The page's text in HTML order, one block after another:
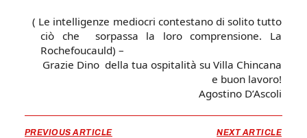
( Le intelligenze mediocri contestano di solito tutto
ciò che
sorpassa la loro comprensione. La
Rochefoucauld) –
Grazie Dino della tua ospitalità su Villa Chincana
e buon lavoro!
Agostino D’Ascoli
PREVIOUS ARTICLE NEXT ARTICLE